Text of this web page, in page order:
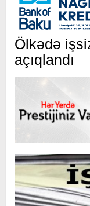
Ölkədə
açıqlandı